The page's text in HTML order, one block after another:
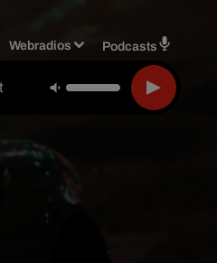
Webradios Podcasts